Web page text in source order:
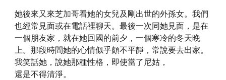
她後來又來芝加哥看她的女兒及剛出世的外孫女。我們
也經常見面或在電話裡聊天。最後一次同她見面，是在
一個朋友家，就在她回國的前夕，一個寒冷的冬天晚
上。那段時間她的心情似乎頗不平靜，常說要去出家。
我笑話她，說她那種性格，即使當了尼姑，
還是不得清淨。